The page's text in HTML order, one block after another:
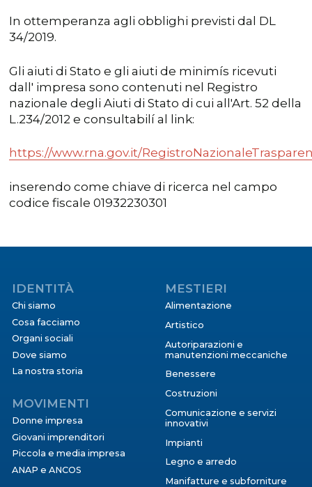
In ottemperanza agli obblighi previsti dal DL
34/2019.
Gli aiuti di Stato e gli aiuti de minimís ricevuti
dall' impresa sono contenuti nel Registro
nazionale degli Aiuti di Stato di cui all'Art. 52 della
L.234/2012 e consultabilí al link:
https://www.rna.gov.it/
inserendo come chiave di ricerca nel campo
codice fiscale 01932230301
IDENTITÀ
Chi siamo
Cosa facciamo
Organi sociali
Dove siamo
La nostra storia
MOVIMENTI
Donne impresa
Giovani imprenditori
Piccola e media impresa
ANAP e ANCOS
MESTIERI
Alimentazione
Artistico
Autoriparazioni e
manutenzioni meccaniche
Benessere
Costruzioni
Comunicazione e servizi
innovativi
Impianti
Legno e arredo
Manifatture e subforniture